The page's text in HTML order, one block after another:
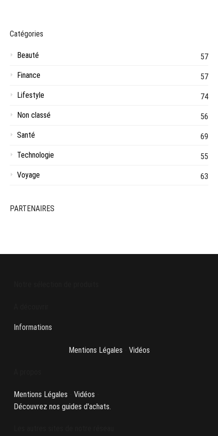
Catégories
Beauté
57
Finance
57
Lifestyle
74
Non classé
56
Santé
69
Technologie
55
Voyage
63
PARTENAIRES
Informations
Mentions Légales Vidéos
Mentions Légales Vidéos
Découvrez nos guides d'achats.